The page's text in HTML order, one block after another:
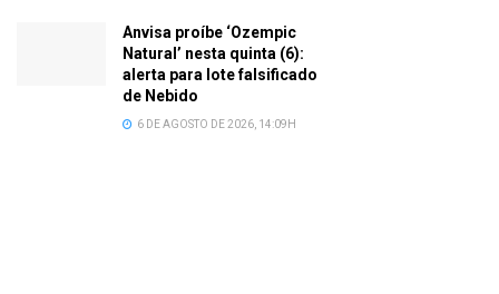
Anvisa proíbe ‘Ozempic
Natural’ nesta quinta (6):
alerta para lote falsificado
de Nebido
6 DE AGOSTO DE 2026, 14:09H